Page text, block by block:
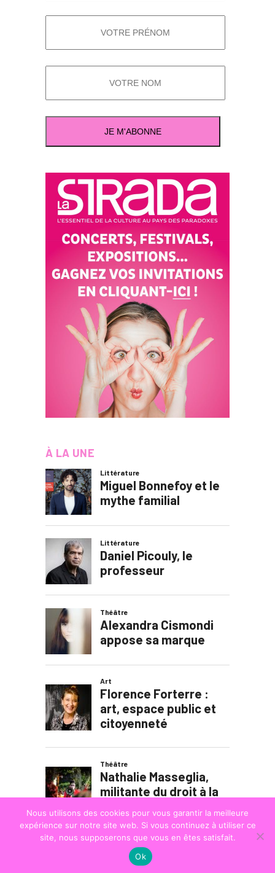
À LA UNE
© COPYRIGHTLA STRADA
Nous utilisons des cookies pour vous garantir la meilleure
expérience sur notre site web. Si vous continuez à utiliser ce
site, nous supposerons que vous en êtes satisfait.
Ok